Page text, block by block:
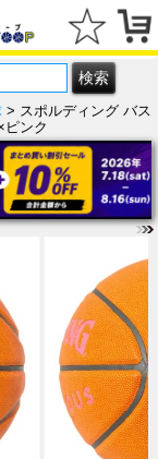
> スポルディング バス
ピンク